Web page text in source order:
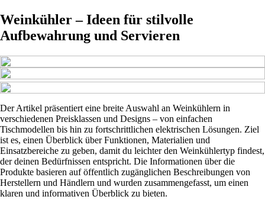
Weinkühler – Ideen für stilvolle
Aufbewahrung und Servieren
Der Artikel präsentiert eine breite Auswahl an Weinkühlern in
verschiedenen Preisklassen und Designs – von einfachen
Tischmodellen bis hin zu fortschrittlichen elektrischen Lösungen. Ziel
ist es, einen Überblick über Funktionen, Materialien und
Einsatzbereiche zu geben, damit du leichter den Weinkühlertyp findest,
der deinen Bedürfnissen entspricht. Die Informationen über die
Produkte basieren auf öffentlich zugänglichen Beschreibungen von
Herstellern und Händlern und wurden zusammengefasst, um einen
klaren und informativen Überblick zu bieten.